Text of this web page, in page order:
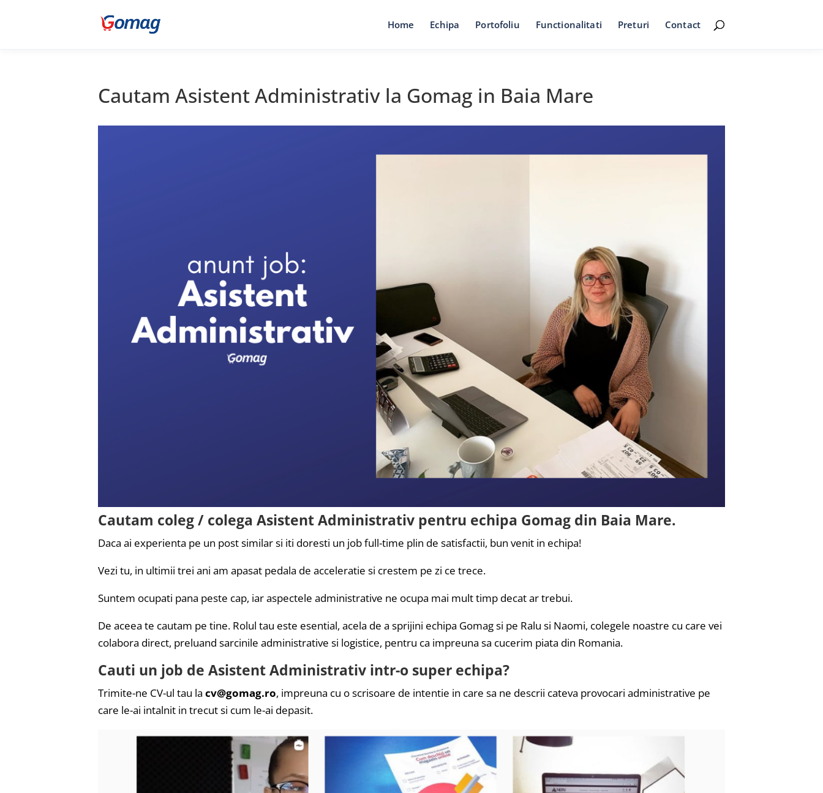
Home Echipa Portofoliu Functionalitati Preturi Contact
Cautam Asistent Administrativ la Gomag in Baia Mare
Cautam coleg / colega Asistent Administrativ pentru echipa Gomag din Baia Mare.
Daca ai experienta pe un post similar si iti doresti un job full-time plin de satisfactii, bun venit in echipa!
Vezi tu, in ultimii trei ani am apasat pedala de acceleratie si crestem pe zi ce trece.
Suntem ocupati pana peste cap, iar aspectele administrative ne ocupa mai mult timp decat ar trebui.
De aceea te cautam pe tine. Rolul tau este esential, acela de a sprijini echipa Gomag si pe Ralu si Naomi, colegele noastre cu care vei
colabora direct, preluand sarcinile administrative si logistice, pentru ca impreuna sa cucerim piata din Romania.
Cauti un job de Asistent Administrativ intr-o super echipa?
Trimite-ne CV-ul tau la cv@gomag.ro, impreuna cu o scrisoare de intentie in care sa ne descrii cateva provocari administrative pe
care le-ai intalnit in trecut si cum le-ai depasit.